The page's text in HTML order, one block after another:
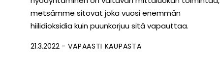
metsämme sitovat joka vuosi enemmän
hiilidioksidia kuin puunkorjuu sitä vapauttaa.
21.3.2022 VAPAASTI KAUPASTA